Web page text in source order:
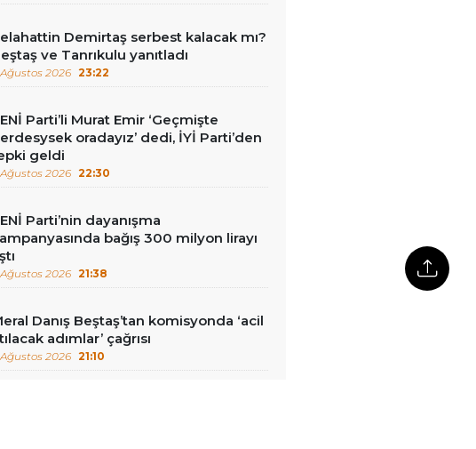
Demirtaş serbest kalacak mı?
ve Tanrıkulu yanıtladı
2026 23:22
Parti’li Murat Emir ‘Geçmişte
oradayız’ dedi, İYİ Parti’den
geldi
2026 22:30
Parti’nin dayanışma
bağış 300 milyon lirayı
2026 21:38
Danış Beştaş’tan komisyonda ‘acil
adımlar’ çağrısı
2026 21:10